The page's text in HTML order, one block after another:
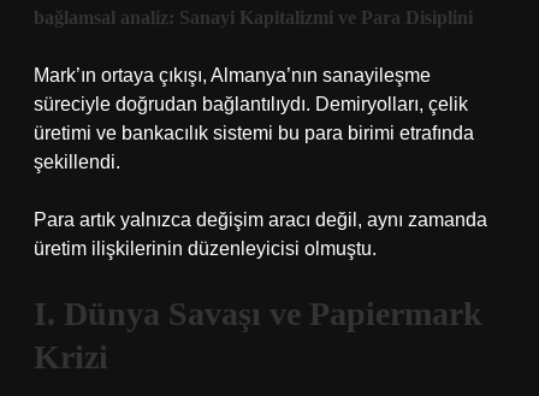
bağlamsal analiz: Sanayi Kapitalizmi ve Para Disiplini
Mark’ın ortaya çıkışı, Almanya’nın sanayileşme
süreciyle doğrudan bağlantılıydı. Demiryolları, çelik
üretimi ve bankacılık sistemi bu para birimi etrafında
şekillendi.
Para artık yalnızca değişim aracı değil, aynı zamanda
üretim ilişkilerinin düzenleyicisi olmuştu.
I. Dünya Savaşı ve Papiermark
Krizi